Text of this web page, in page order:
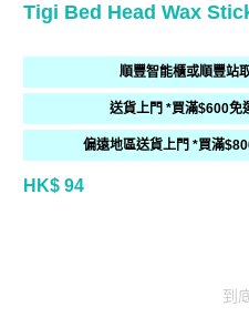
Tigi Bed Head Wax
順豐智能櫃或順豐站
送貨上門 *買滿$600免
偏遠地區送貨上門 *買滿
HK$ 94
到